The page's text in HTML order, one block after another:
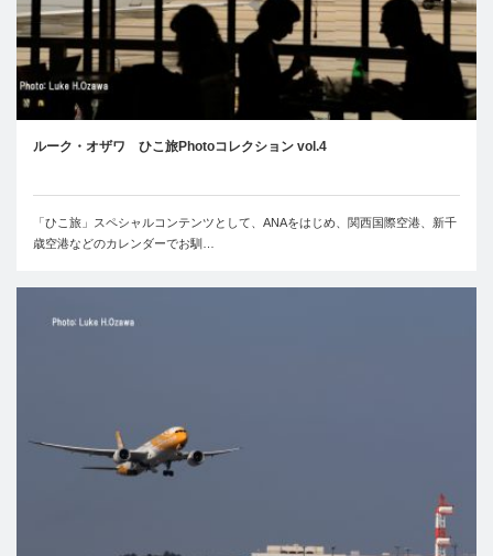
ルーク・オザワ ひこ旅Photoコレクション vol.4
「ひこ旅」スペシャルコンテンツとして、ANAをはじめ、関西国際空港、新千
歳空港などのカレンダーでお馴…